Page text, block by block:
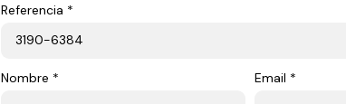
Referencia *
Nombre * Email *